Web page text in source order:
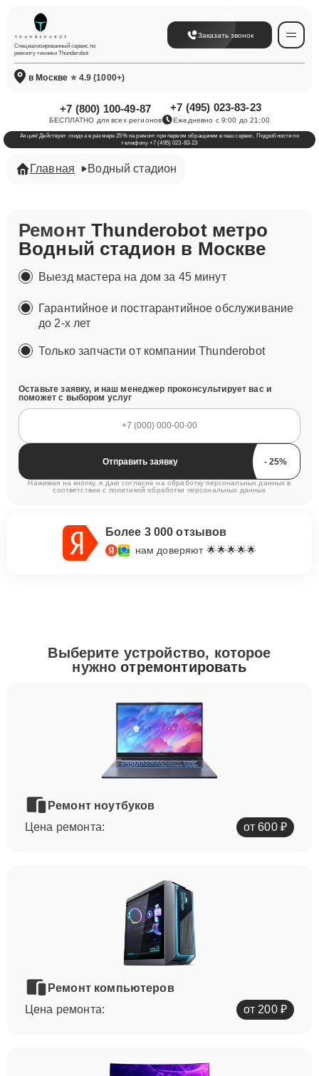
Специализированный сервис по
ремонту техники Thunderobot
Заказать звонок
в Москве ⭐ 4.9 (1000+)
+7 (800) 100-49-87
БЕСПЛАТНО для всех регионов
+7 (495) 023-83-23
Ежедневно с 9:00 до 21:00
Акция! Действует скидка в размере 25% на ремонт при первом обращении в наш сервис. Подробности по
телефону +7 (495) 023-83-23
Главная Водный стадион
РемонтThunderobot метро
Водный стадион в Москве
Выезд мастера на дом за 45 минут
Гарантийное и постгарантийное обслуживание
до 2-х лет
Только запчасти от компании Thunderobot
Оставьте заявку, и наш менеджер проконсультирует вас и
поможет с выбором услуг
Отправить заявку
Нажимая на кнопку, я даю согласие на обработку персональных данных в
соответствии с политикой обработки персональных данных
Более 3 000 отзывов
нам доверяют 🌟🌟🌟🌟🌟
Выберите устройство, которое
нужноотремонтировать
Ремонт ноутбуков
Цена ремонта:
от 600 ₽
Ремонт компьютеров
Цена ремонта:
от 200 ₽